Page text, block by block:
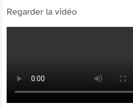
Regarder la vidéo